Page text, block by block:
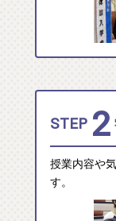
STEP 2
授業内容や
す。